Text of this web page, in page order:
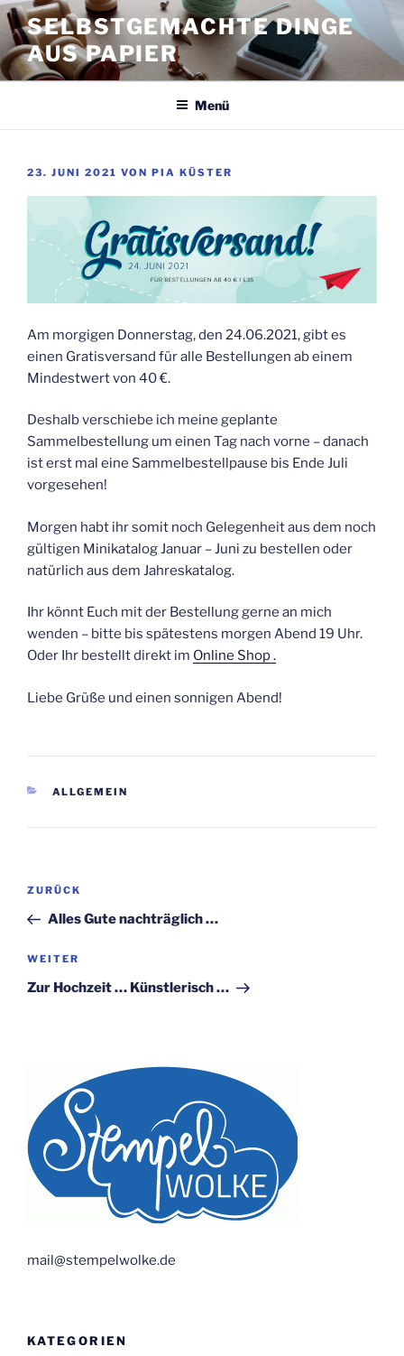
Zum
Inhalt
springen
SELBSTGEMACHTE DINGE
AUS PAPIER
Menü
VERÖFFENTLICHT
23. JUNI 2021 VON PIA KÜSTER
Am morgigen Donnerstag, den 24.06.2021, gibt es
einen Gratisversand für alle Bestellungen ab einem
Mindestwert von 40 €.
Deshalb verschiebe ich meine geplante
Sammelbestellung um einen Tag nach vorne – danach
ist erst mal eine Sammelbestellpause bis Ende Juli
vorgesehen!
Morgen habt ihr somit noch Gelegenheit aus dem noch
gültigen Minikatalog Januar – Juni zu bestellen oder
natürlich aus dem Jahreskatalog.
Ihr könnt Euch mit der Bestellung gerne an mich
wenden – bitte bis spätestens morgen Abend 19 Uhr.
Oder Ihr bestellt direkt im Online Shop .
Liebe Grüße und einen sonnigen Abend!
KATEGORIEN
ALLGEMEIN
Beitragsnavigation
Vorheriger
Beitrag
ZURÜCK
Alles Gute nachträglich …
Nächster
Beitrag
WEITER
Zur Hochzeit … Künstlerisch …
mail@stempelwolke.de
KATEGORIEN